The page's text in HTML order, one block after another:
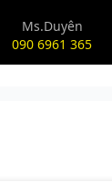
Ms.Duyên
090 6961 365